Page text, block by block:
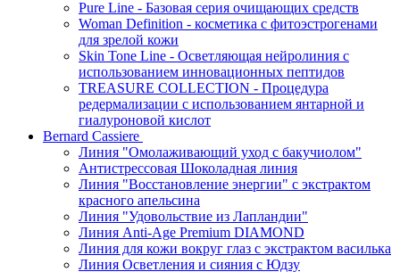
Pure Line - Базовая серия очищающих средств
Woman Definition - косметика с фитоэстрогенами
для зрелой кожи
Skin Tone Line - Осветляющая нейролиния с
использованием инновационных пептидов
TREASURE COLLECTION - Процедура
редермализации с использованием янтарной и
гиалуроновой кислот
Bernard Cassiere
Линия "Омолаживающий уход с бакучиолом"
Антистрессовая Шоколадная линия
Линия "Восстановление энергии" с экстрактом
красного апельсина
Линия "Удовольствие из Лапландии"
Линия Anti-Age Premium DIAMOND
Линия для кожи вокруг глаз с экстрактом василька
Линия Осветления и сияния с Юдзу